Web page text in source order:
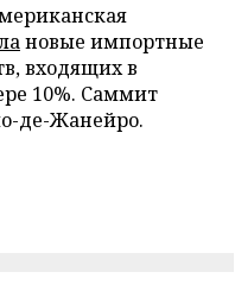
новые импортные
входящих в
10%. Саммит
де-Жанейро.